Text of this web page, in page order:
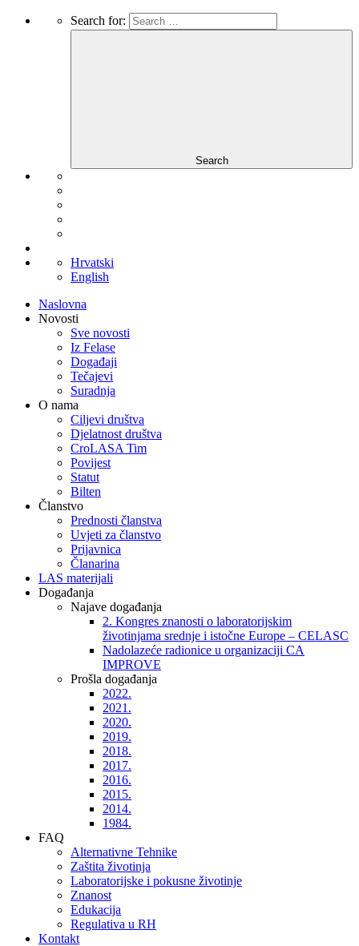
Search for:
Search
Hrvatski
English
Naslovna
Novosti
Sve novosti
Iz Felase
Događaji
Tečajevi
Suradnja
O nama
Ciljevi društva
Djelatnost društva
CroLASA Tim
Povijest
Statut
Bilten
Članstvo
Prednosti članstva
Uvjeti za članstvo
Prijavnica
Članarina
LAS materijali
Događanja
Najave događanja
2. Kongres znanosti o laboratorijskim
životinjama srednje i istočne Europe – CELASC
Nadolazeće radionice u organizaciji CA
IMPROVE
Prošla događanja
2022.
2021.
2020.
2019.
2018.
2017.
2016.
2015.
2014.
1984.
FAQ
Alternativne Tehnike
Zaštita životinja
Laboratorijske i pokusne životinje
Znanost
Edukacija
Regulativa u RH
Kontakt